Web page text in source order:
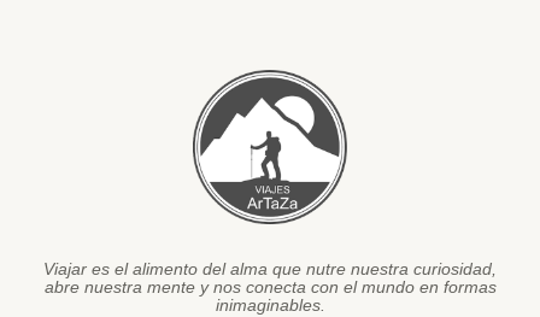
Viajar es el alimento del alma que nutre nuestra curiosidad,
abre nuestra mente y nos conecta con el mundo en formas
inimaginables.